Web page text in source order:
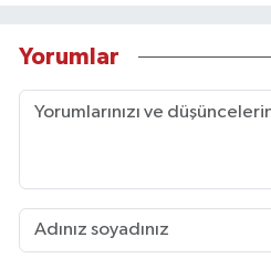
Yorumlar